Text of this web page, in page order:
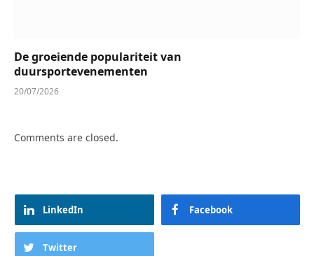
De groeiende populariteit van
duursportevenementen
20/07/2026
Comments are closed.
LinkedIn Facebook
Twitter